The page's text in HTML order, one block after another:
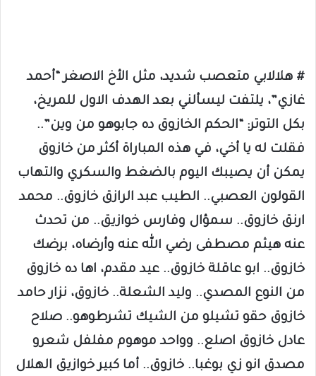
# هلالابي متعصب شديد، مثل الأخ الاصغر “أحمد
غازي”، يلتفت ليسألني بعد الهدف الاول للمريخ،
بكل التوتر: “الحكم الخازوق ده جابوهو من وين”..
فقلت له يا أخي، في هذه المباراة أكثر من خازوق
يمكن أن يصيبك اليوم بالضغط والسكري والتهاب
القولون العصبي.. الطيب عبد الرازق خازوق.. محمد
ارنق خازوق.. سمؤال وفارس خوازيق.. من تحدث
عنه هيثم مصطفى رضي الله عنه وأرضاه، برضك
خازوق.. ابو عاقلة خازوق.. عيد مقدم، اها ده خازوق
من النوع المصدي.. وليد الشعلة.. خازوق، نزار حامد
خازوق حقو تشيلو من الشيك تشرطوهو.. صلاح
عادل خازوق اصلع.. وواحد موهوم مفلفل شعرو
مصدق انو زي بوغبا.. خازوق.. أما كبير خوازيق الهلال